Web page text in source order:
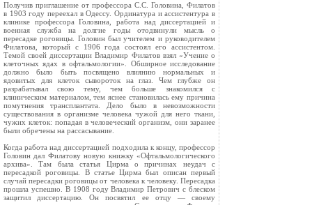
Получив приглашение от профессора С.С. Головина, Филатов
в 1903 году переехал в Одессу. Ординатура и ассистентура в
клинике профессора Головина, работа над диссертацией и
военная служба на долгие годы отодвинули мысль о
пересадке роговицы. Головин был учителем и руководителем
Филатова, который с 1906 года состоял его ассистентом.
Темой своей диссертации Владимир Филатов взял «Учение о
клеточных ядах в офтальмологии». Обширное исследование
должно было быть посвящено влиянию нормальных и
ядовитых для клеток сывороток на глаз. Чем глубже он
разрабатывал свою тему, чем больше знакомился с
клиническим материалом, тем яснее становилась ему причина
помутнения трансплантата. Дело было в невозможности
существования в организме человека чужой для него ткани,
чужих клеток: попадая в человеческий организм, они заранее
были обречены на рассасывание.
Когда работа над диссертацией подходила к концу, профессор
Головин дал Филатову новую книжку «Офтальмологического
архива». Там была статья Цирма о причинах неудач с
пересадкой роговицы. В статье Цирма был описан первый
случай пересадки роговицы от человека к человеку. Пересадка
прошла успешно. В 1908 году Владимир Петрович с блеском
защитил диссертацию. Он посвятил ее отцу — своему